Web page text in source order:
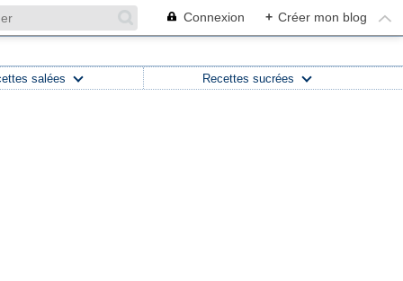
Connexion + Créer mon blog
salées Recettes sucrées